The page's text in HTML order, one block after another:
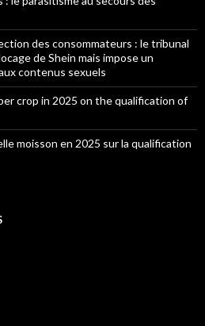
des consommateurs : le tribunal
de Shein mais impose un
contenus sexuels
crop in 2025 on the qualification of
moisson en 2025 sur la qualification